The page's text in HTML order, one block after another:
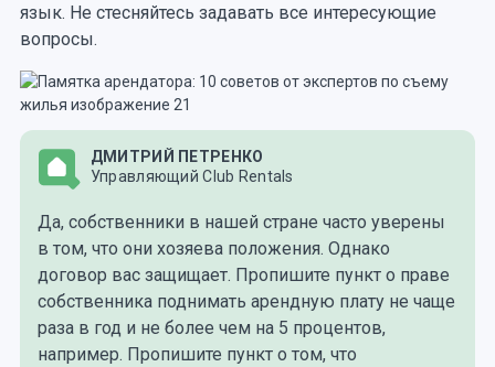
язык. Не стесняйтесь задавать все интересующие
вопросы.
ДМИТРИЙ ПЕТРЕНКО
Управляющий Club Rentals
Да, собственники в нашей стране часто уверены
в том, что они хозяева положения. Однако
договор вас защищает. Пропишите пункт о праве
собственника поднимать арендную плату не чаще
раза в год и не более чем на 5 процентов,
например. Пропишите пункт о том, что